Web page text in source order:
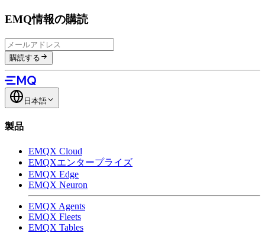
EMQ情報の購読
購読する
日本語
製品
EMQX Cloud
EMQXエンタープライズ
EMQX Edge
EMQX Neuron
EMQX Agents
EMQX Fleets
EMQX Tables